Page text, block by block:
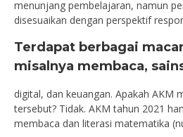
menunjang pembelajaran, namun
disesuaikan dengan perspektif
Terdapat berbagai
misalnya membaca,
digital, dan keuangan. Apakah AKM
tersebut? Tidak. AKM tahun 2021
membaca dan literasi matematika